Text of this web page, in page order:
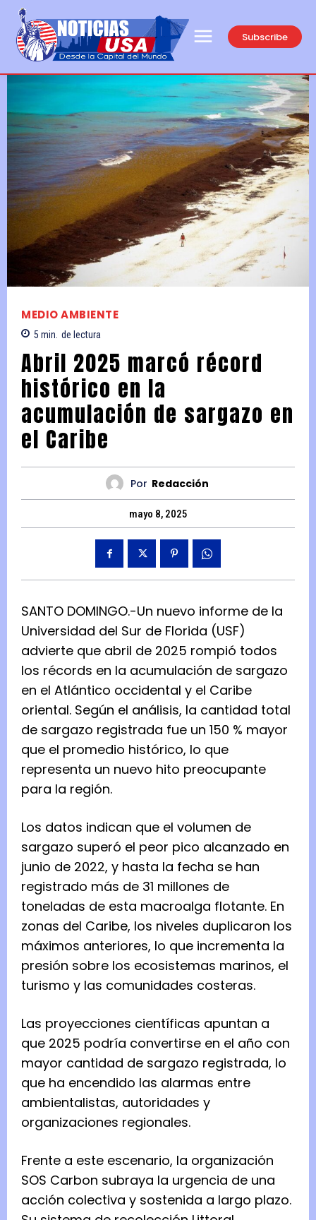
Subscribe
MEDIO AMBIENTE
5 min. de lectura
Abril 2025 marcó récord
histórico en la
acumulación de sargazo en
el Caribe
Por Redacción
mayo 8, 2025
SANTO DOMINGO.-Un nuevo informe de la
Universidad del Sur de Florida (USF)
advierte que abril de 2025 rompió todos
los récords en la acumulación de sargazo
en el Atlántico occidental y el Caribe
oriental. Según el análisis, la cantidad total
de sargazo registrada fue un 150 % mayor
que el promedio histórico, lo que
representa un nuevo hito preocupante
para la región.
Los datos indican que el volumen de
sargazo superó el peor pico alcanzado en
junio de 2022, y hasta la fecha se han
registrado más de 31 millones de
toneladas de esta macroalga flotante. En
zonas del Caribe, los niveles duplicaron los
máximos anteriores, lo que incrementa la
presión sobre los ecosistemas marinos, el
turismo y las comunidades costeras.
Las proyecciones científicas apuntan a
que 2025 podría convertirse en el año con
mayor cantidad de sargazo registrada, lo
que ha encendido las alarmas entre
ambientalistas, autoridades y
organizaciones regionales.
Frente a este escenario, la organización
SOS Carbon subraya la urgencia de una
acción colectiva y sostenida a largo plazo.